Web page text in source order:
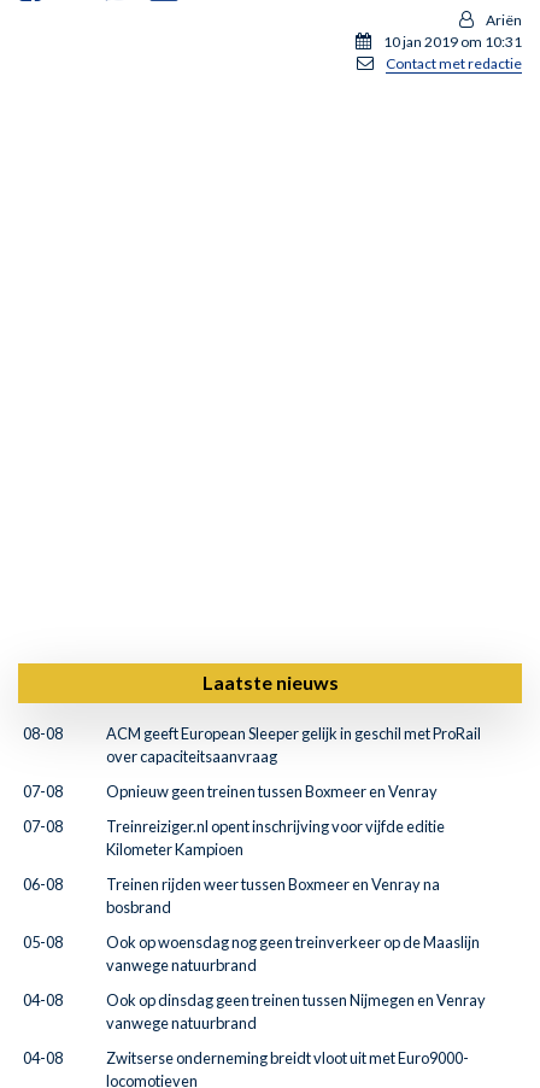
Ariën
10 jan 2019 om 10:31
Contact met redactie
Laatste nieuws
08-08
ACM geeft European Sleeper gelijk in geschil met ProRail
over capaciteitsaanvraag
07-08
Opnieuw geen treinen tussen Boxmeer en Venray
07-08
Treinreiziger.nl opent inschrijving voor vijfde editie
Kilometer Kampioen
06-08
Treinen rijden weer tussen Boxmeer en Venray na
bosbrand
05-08
Ook op woensdag nog geen treinverkeer op de Maaslijn
vanwege natuurbrand
04-08
Ook op dinsdag geen treinen tussen Nijmegen en Venray
vanwege natuurbrand
04-08
Zwitserse onderneming breidt vloot uit met Euro9000-
locomotieven